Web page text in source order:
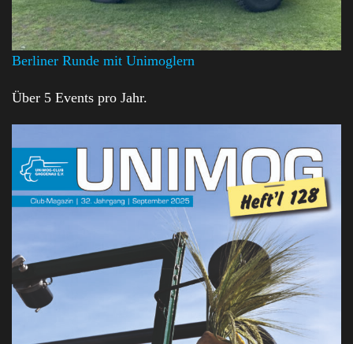
Berliner Runde mit Unimoglern
Über 5 Events pro Jahr.